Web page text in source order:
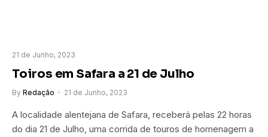
21 de Junho, 2023
Toiros em Safara a 21 de Julho
By Redação 21 de Junho, 2023
A localidade alentejana de Safara, receberá pelas 22 horas
do dia 21 de Julho, uma corrida de touros de homenagem a